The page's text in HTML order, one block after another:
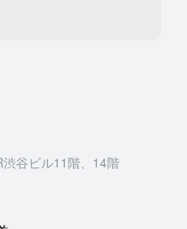
谷ビル11階、14階